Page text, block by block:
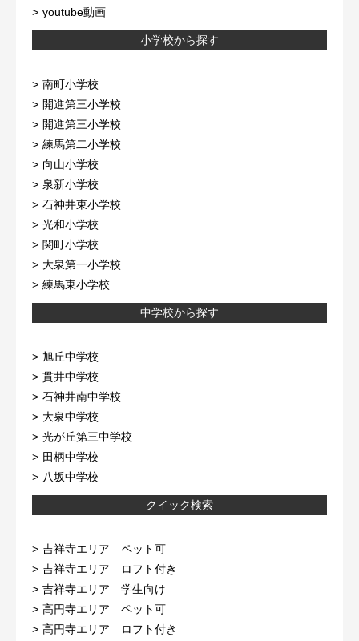
youtube動画
小学校から探す
南町小学校
開進第三小学校
開進第三小学校
練馬第二小学校
向山小学校
泉新小学校
石神井東小学校
光和小学校
関町小学校
大泉第一小学校
練馬東小学校
中学校から探す
旭丘中学校
貫井中学校
石神井南中学校
大泉中学校
光が丘第三中学校
田柄中学校
八坂中学校
クイック検索
吉祥寺エリア ペット可
吉祥寺エリア ロフト付き
吉祥寺エリア 学生向け
高円寺エリア ペット可
高円寺エリア ロフト付き